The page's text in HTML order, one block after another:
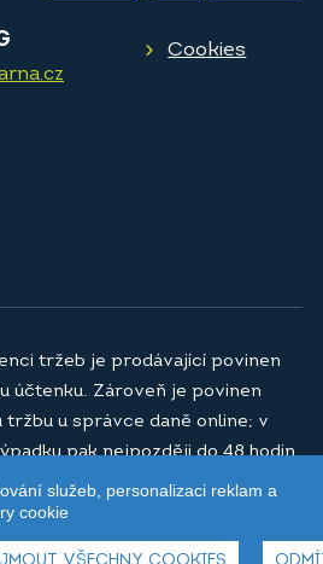
Cookies
Vaše pekárna a.s.
tržeb je prodávající povinen
účtenku. Zároveň je povinen
tržbu u správce daně online; v
pak nejpozději do 48 hodin.
služeb, personalizaci reklam a
cookie